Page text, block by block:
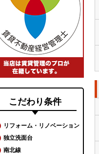
こだわり条件
リフォーム・リノベーション
独立洗面台
南北線